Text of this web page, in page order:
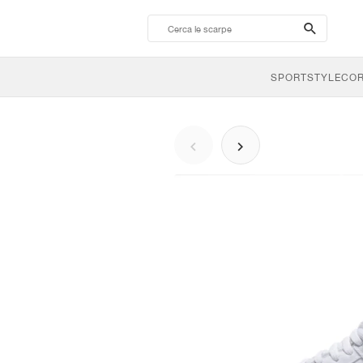
search-
btn
SPORTSTYLE